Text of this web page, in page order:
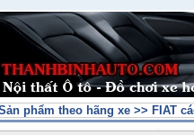
phẩm theo hãng xe >> FIAT